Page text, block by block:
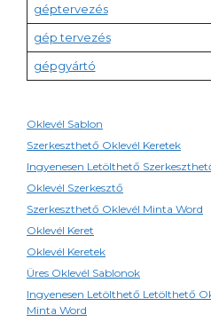
géptervezés
gép tervezés
gépgyártó
Oklevél Sablon
Szerkeszthető Oklevél Keretek
Ingyenesen Letölthető
Oklevél Szerkesztő
Szerkeszthető Oklevél Minta Word
Oklevél Keret
Oklevél Keretek
Üres Oklevél Sablonok
Ingyenesen Letölthető Letölthető
Minta Word